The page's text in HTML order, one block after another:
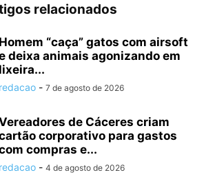
relacionados
Homem “caça” gatos com airsoft
deixa animais agonizando em
lixeira...
redacao - 7 de agosto de 2026
de Cáceres criam
corporativo para gastos
compras e...
redacao - 4 de agosto de 2026